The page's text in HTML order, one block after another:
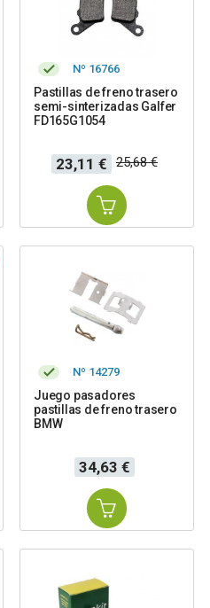
Nº 16766
Pastillas de freno trasero
semi-sinterizadas Galfer
FD165G1054
Precio
23,11 €
Precio
base
25,68 €
Nº 14279
Juego pasadores
pastillas de freno trasero
BMW
Precio
34,63 €